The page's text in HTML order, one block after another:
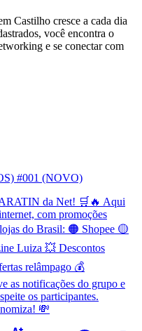
Castilho cresce a cada dia
você encontra o
e se conectar com
#001 (NOVO)
da Net! 🛒🔥 Aqui
com promoções
do Brasil: 🟠 Shopee 🟡
Luiza 💥 Descontos
relâmpago 💰
as notificações do grupo e
os participantes.
💸